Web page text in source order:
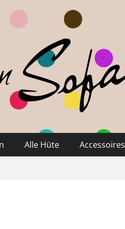
Alle Hüte Accessoires